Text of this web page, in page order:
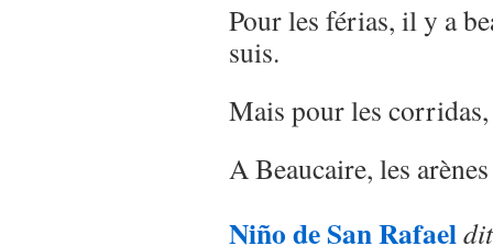
Pour les férias, il y a
suis.
Mais pour les
A Beaucaire, les
Niño de San Rafael